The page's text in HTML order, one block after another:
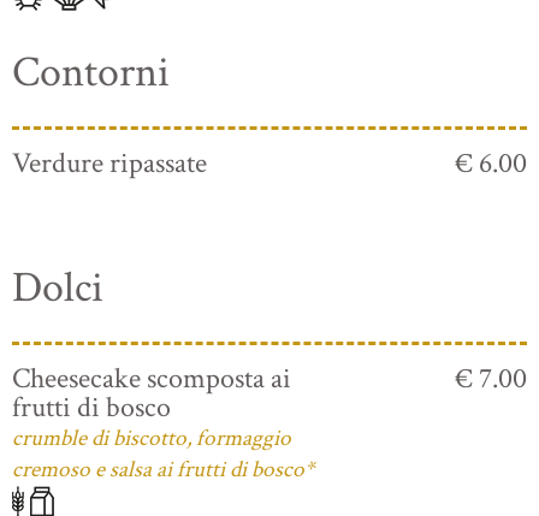
Contorni
Verdure ripassate € 6.00
Dolci
Cheesecake scomposta ai
frutti di bosco
crumble di biscotto, formaggio
cremoso e salsa ai frutti di bosco*
€ 7.00